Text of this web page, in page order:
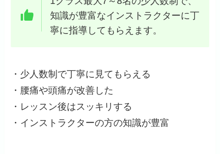
知識が豊富なインストラクターに丁
寧に指導してもらえます。
・少人数制で丁寧に見てもらえる
・腰痛や頭痛が改善した
・レッスン後はスッキリする
・インストラクターの方の知識が豊富